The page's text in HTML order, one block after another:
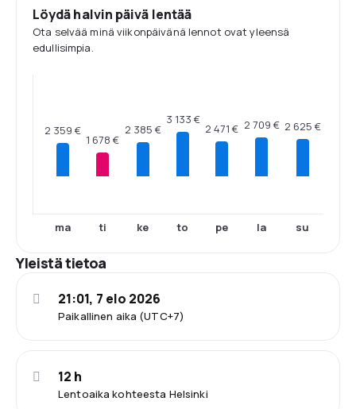
Löydä halvin päivä lentää
Ota selvää minä viikonpäivänä lennot ovat yleensä
edullisimpia.
2 359 €
ma
1 678 €
ti
2 385 €
ke
3 133 €
to
2 471 €
pe
2 709 €
la
2 625 €
su
Yleistä tietoa
Paikallinen aika (UTC+7)
21:01, 7 elo 2026
Lentoaika kohteesta Helsinki
12 h